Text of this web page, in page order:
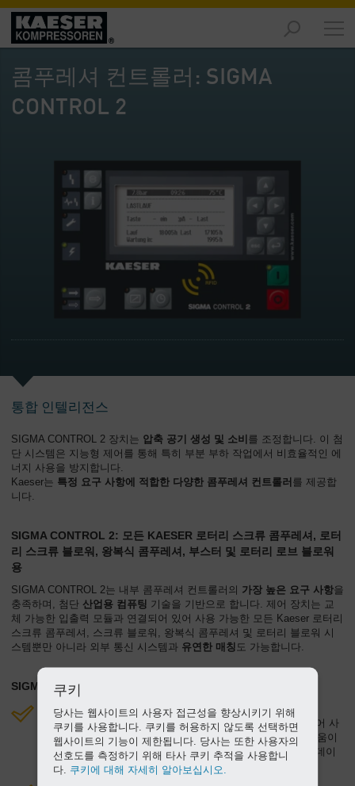
제
품
-
개
요
회
사
-
개
요
콤푸레셔 컨트롤러: SIGMA
CONTROL 2
통합 인텔리전스
SIGMA CONTROL 2 장치는 압축 공기 생성 및 소비 를 조정합니다. 이 첨
단 시스템은 지능형 제어를 통해 특히 부분 부하 작업에서 비효율적인 에
너지 사용을 방지합니다.
Kaeser는 특정 요구 사항에 적합한 다양한 콤푸레셔 컨트롤러 를 제공합
니다.
SIGMA CONTROL 2: 모든 KAESER 로터리 스크류 콤푸레셔, 로터
리 스크류 블로워, 왕복식 콤푸레셔, 부스터 및 로터리 로브 블로워
용
SIGMA CONTROL 2는 내부 콤푸레셔 컨트롤러의 가장 높은 요구 사항을
충족하며, 첨단 산업용 컴퓨팅 기술을 기반으로 합니다. 제어 장치는 교
체 가능한 입출력 모듈과 연결되어 있어 사용 가능한 모든 Kaeser 로터리
스크류 콤푸레셔, 스크류 블로워, 왕복식 콤푸레셔 및 로터리 블로워 시
스템뿐만 아니라 외부 통신 시스템과 유연한 매칭 도 가능합니다.
SIGMA CONTROL 2의 이점
문제 해결 지원:
산업용 PC에는 마지막 200개의 작업 이벤트를 저장할 수 있어 사
용자와 Kaeser 지원팀이 결함을 빠르게 찾고 재현하는 데 도움이
됩니다. 또한 내장된 웹 서버를 사용하면 어떤 PC에도 작업 데이
터, 정비 메시지 및 결함 메시지를 표시할 수 있습니다.
쿠키
당사는 웹사이트의 사용자 접근성을 향상시키기 위해
쿠키를 사용합니다. 쿠키를 허용하지 않도록 선택하면
웹사이트의 기능이 제한됩니다. 당사는 또한 사용자의
선호도를 측정하기 위해 타사 쿠키 추적을 사용합니
다. 쿠키에 대해 자세히 알아보십시오.